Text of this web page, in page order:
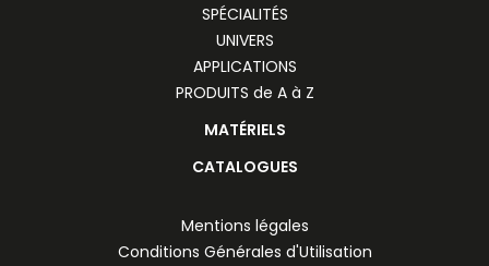
SPÉCIALITÉS
UNIVERS
APPLICATIONS
PRODUITS de A à Z
MATÉRIELS
CATALOGUES
Mentions légales
Conditions Générales d'Utilisation